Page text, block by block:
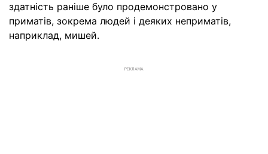
здатність раніше було продемонстровано у
приматів, зокрема людей і деяких неприматів,
наприклад, мишей.
РЕКЛАМА